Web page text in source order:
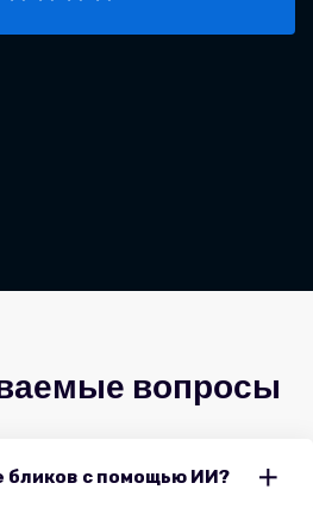
вопросы
бликов с помощью ИИ?